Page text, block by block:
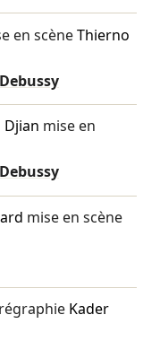
en scèneThierno
Djian mise en
mise en scène
Kader